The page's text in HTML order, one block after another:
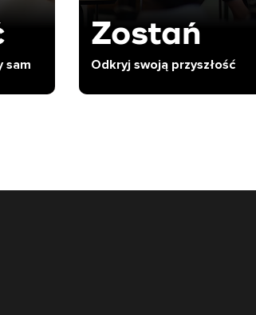
sam
Zostań
Odkryj swoją przyszłość